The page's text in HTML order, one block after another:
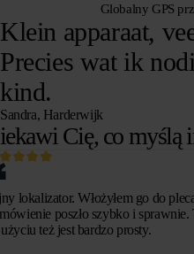
Globalny GPS
Klein apparaat,
Precies wat ik
kind.
Sandra, Harderwijk
Cię, co myślą
lokalizator. Włożyłem go do
poszło szybko i sprawnie.
też jest bardzo prosty.